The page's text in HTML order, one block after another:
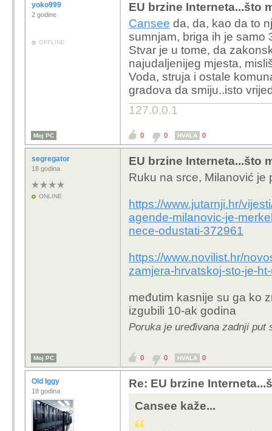
yoko999
2 godine
OFFLINE
EU brzine Interneta...što
Cansee da, da, kao da to
sumnjam, briga ih je samo
Stvar je u tome, da
najudaljenijeg mjesta,
Voda, struja i ostale
gradova da smiju..isto
127.0.0.1
Moj PC 0 0 HVALA 0
segregator
18 godina
ONLINE
EU brzine Interneta...što
Ruku na srce, Milanović je
https://www.jutarnji.hr/
agende-milanovic-je-
nece-odustati-372961
https://www.novilist.hr/
zamjera-hrvatskoj-sto-je-
međutim kasnije su ga ko
izgubili 10-ak godina
Poruka je uređivana zadnji put
Moj PC 0 0 HVALA 0
Old Iggy
18 godina
Re: EU brzine
Cansee kaže...